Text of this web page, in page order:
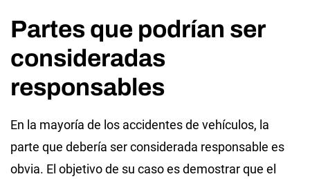
Partes que podrían ser
consideradas
responsables
En la mayoría de los accidentes de vehículos, la
parte que debería ser considerada responsable es
obvia. El objetivo de su caso es demostrar que el